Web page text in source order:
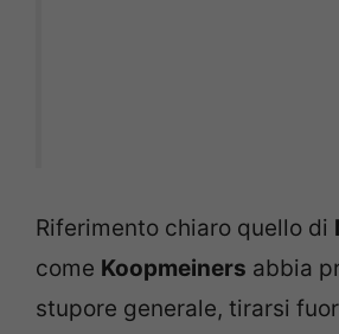
Riferimento chiaro quello di
come Koopmeiners abbia
stupore generale, tirarsi